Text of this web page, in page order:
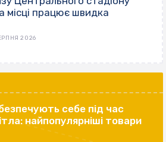
місці працює швидка
2026
себе під час
найпопулярніші товари